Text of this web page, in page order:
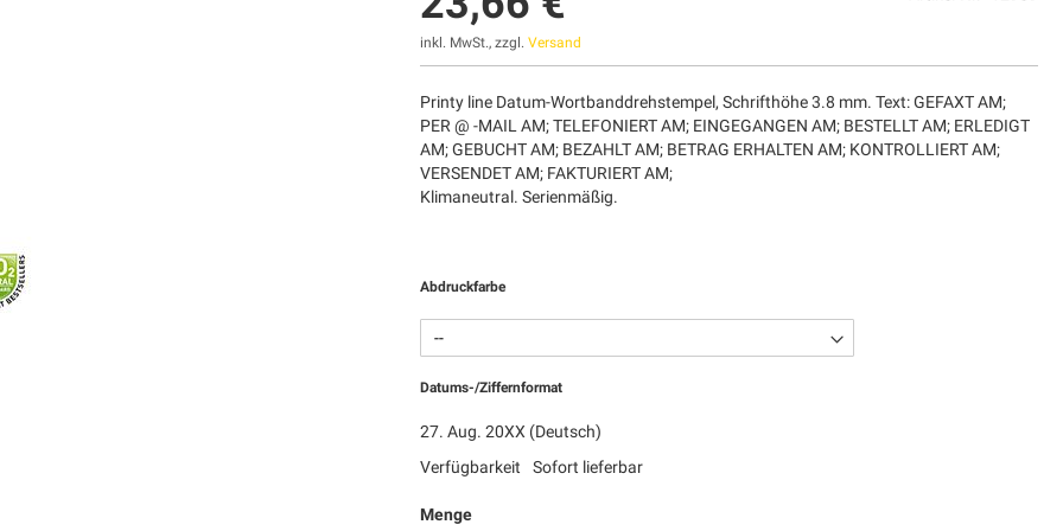
inkl. MwSt., zzgl.Versand
Printy line Datum-Wortbanddrehstempel, Schrifthöhe 3.8 mm. Text: GEFAXT AM;
PER @ -MAIL AM; TELEFONIERT AM; EINGEGANGEN AM; BESTELLT AM; ERLEDIGT
AM; GEBUCHT AM; BEZAHLT AM; BETRAG ERHALTEN AM; KONTROLLIERT AM;
VERSENDET AM; FAKTURIERT AM;
Klimaneutral. Serienmäßig.
Abdruckfarbe
Datums-/Ziffernformat
27. Aug. 20XX (Deutsch)
Verfügbarkeit
Sofort lieferbar
Menge